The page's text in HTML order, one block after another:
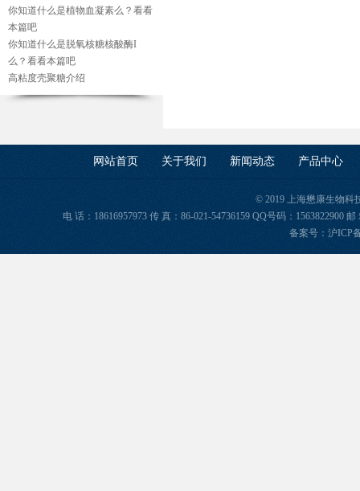
你知道什么是植物血凝素么？看看
本篇吧
你知道什么是脱氧核糖核酸酶I
么？看看本篇吧
高粘度壳聚糖介绍
网站首页 关于我们 新闻动态 产品中心
© 2019 上海懋康生物科
电 话：18616957973 传 真：86-021-54736159 QQ号码：1563822900
备案号： 沪ICP